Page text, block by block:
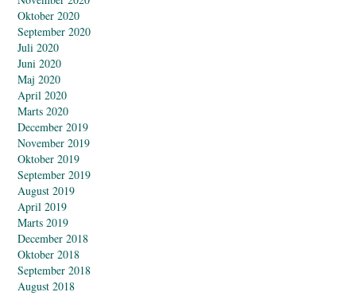
Oktober 2020
September 2020
Juli 2020
Juni 2020
Maj 2020
April 2020
Marts 2020
December 2019
November 2019
Oktober 2019
September 2019
August 2019
April 2019
Marts 2019
December 2018
Oktober 2018
September 2018
August 2018